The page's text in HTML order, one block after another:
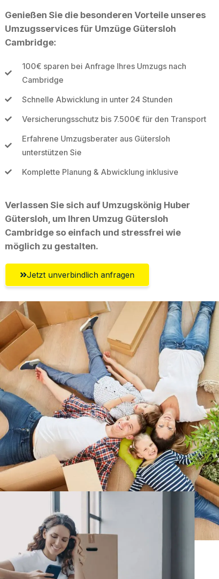
Genießen Sie die besonderen Vorteile unseres
Umzugsservices für Umzüge Gütersloh
Cambridge:
100€ sparen bei Anfrage Ihres Umzugs nach
Cambridge
Schnelle Abwicklung in unter 24 Stunden
Versicherungsschutz bis 7.500€ für den Transport
Erfahrene Umzugsberater aus Gütersloh
unterstützen Sie
Komplette Planung & Abwicklung inklusive
Verlassen Sie sich auf Umzugskönig Huber
Gütersloh, um Ihren Umzug Gütersloh
Cambridge so einfach und stressfrei wie
möglich zu gestalten.
Jetzt unverbindlich anfragen